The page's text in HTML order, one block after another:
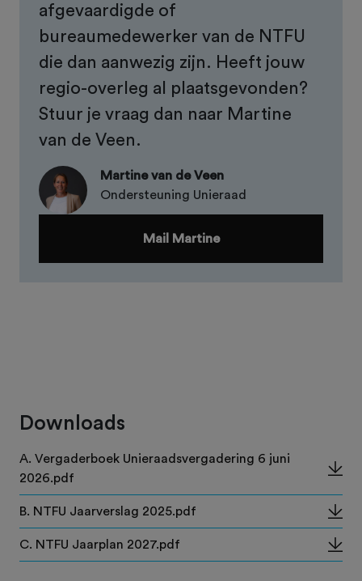
afgevaardigde of
bureaumedewerker van de NTFU
die dan aanwezig zijn. Heeft jouw
regio-overleg al plaatsgevonden?
Stuur je vraag dan naar Martine
van de Veen.
Martine van de Veen
Ondersteuning Unieraad
Mail Martine
Downloads
A. Vergaderboek Unieraadsvergadering 6 juni
2026.pdf
B. NTFU Jaarverslag 2025.pdf
C. NTFU Jaarplan 2027.pdf